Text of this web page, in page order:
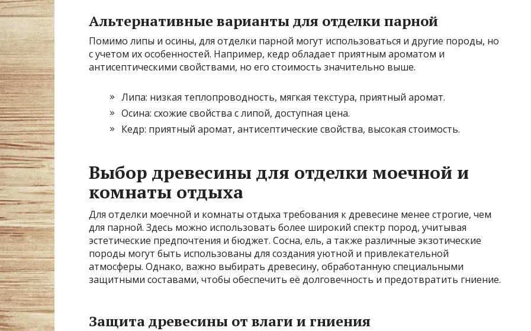
Альтернативные варианты для отделки парной
Помимо липы и осины, для отделки парной могут использоваться и другие породы, но
с учетом их особенностей. Например, кедр обладает приятным ароматом и
антисептическими свойствами, но его стоимость значительно выше.
Липа: низкая теплопроводность, мягкая текстура, приятный аромат.
Осина: схожие свойства с липой, доступная цена.
Кедр: приятный аромат, антисептические свойства, высокая стоимость.
Выбор древесины для отделки моечной и
комнаты отдыха
Для отделки моечной и комнаты отдыха требования к древесине менее строгие, чем
для парной. Здесь можно использовать более широкий спектр пород, учитывая
эстетические предпочтения и бюджет. Сосна, ель, а также различные экзотические
породы могут быть использованы для создания уютной и привлекательной
атмосферы. Однако, важно выбирать древесину, обработанную специальными
защитными составами, чтобы обеспечить её долговечность и предотвратить гниение.
Защита древесины от влаги и гниения